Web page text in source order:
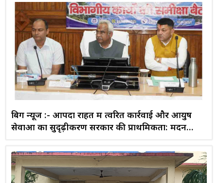
बिग न्यूज :- आपदा राहत में त्वरित कार्रवाई और आयुष
सेवाओं का सुदृढ़ीकरण सरकार की प्राथमिकता: मदन